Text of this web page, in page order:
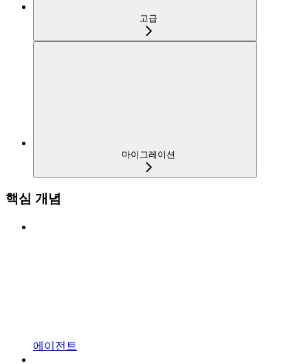
고급
마이그레이션
핵심 개념
에이전트